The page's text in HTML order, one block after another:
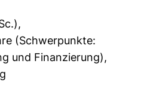
(Schwerpunkte:
und Finanzierung),